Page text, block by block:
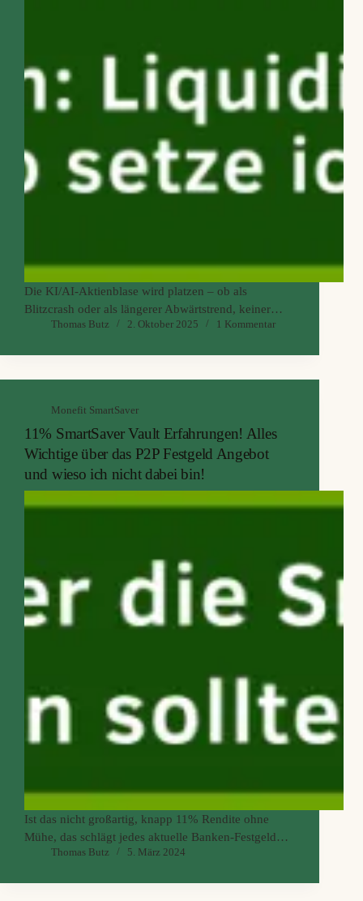
Die KI/AI-Aktienblase wird platzen – ob als
Blitzcrash oder als längerer Abwärtstrend, keiner
weiß, wie und wann die Luft wieder entweicht.
Konto, ohne in…
Thomas Butz 2. Oktober 2025 1 Kommentar
Monefit SmartSaver
11% SmartSaver Vault Erfahrungen! Alles
Wichtige über das P2P Festgeld Angebot
und wieso ich nicht dabei bin!
Ist das nicht großartig, knapp 11% Rendite ohne
Mühe, das schlägt jedes aktuelle Banken-Festgeld
Angebot um Längen, was die Monefit SmartSaver
Thomas Butz 5. März 2024